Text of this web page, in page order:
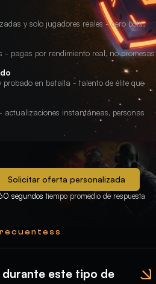
y solo jugadores reales - cero bots,
- pagas por rendimiento real, no promesas
probado en batalla - talento de élite que
actualizaciones instantáneas, personas
Solicitar oferta personalizada
segundostiempo promedio de respuesta
este tipo de